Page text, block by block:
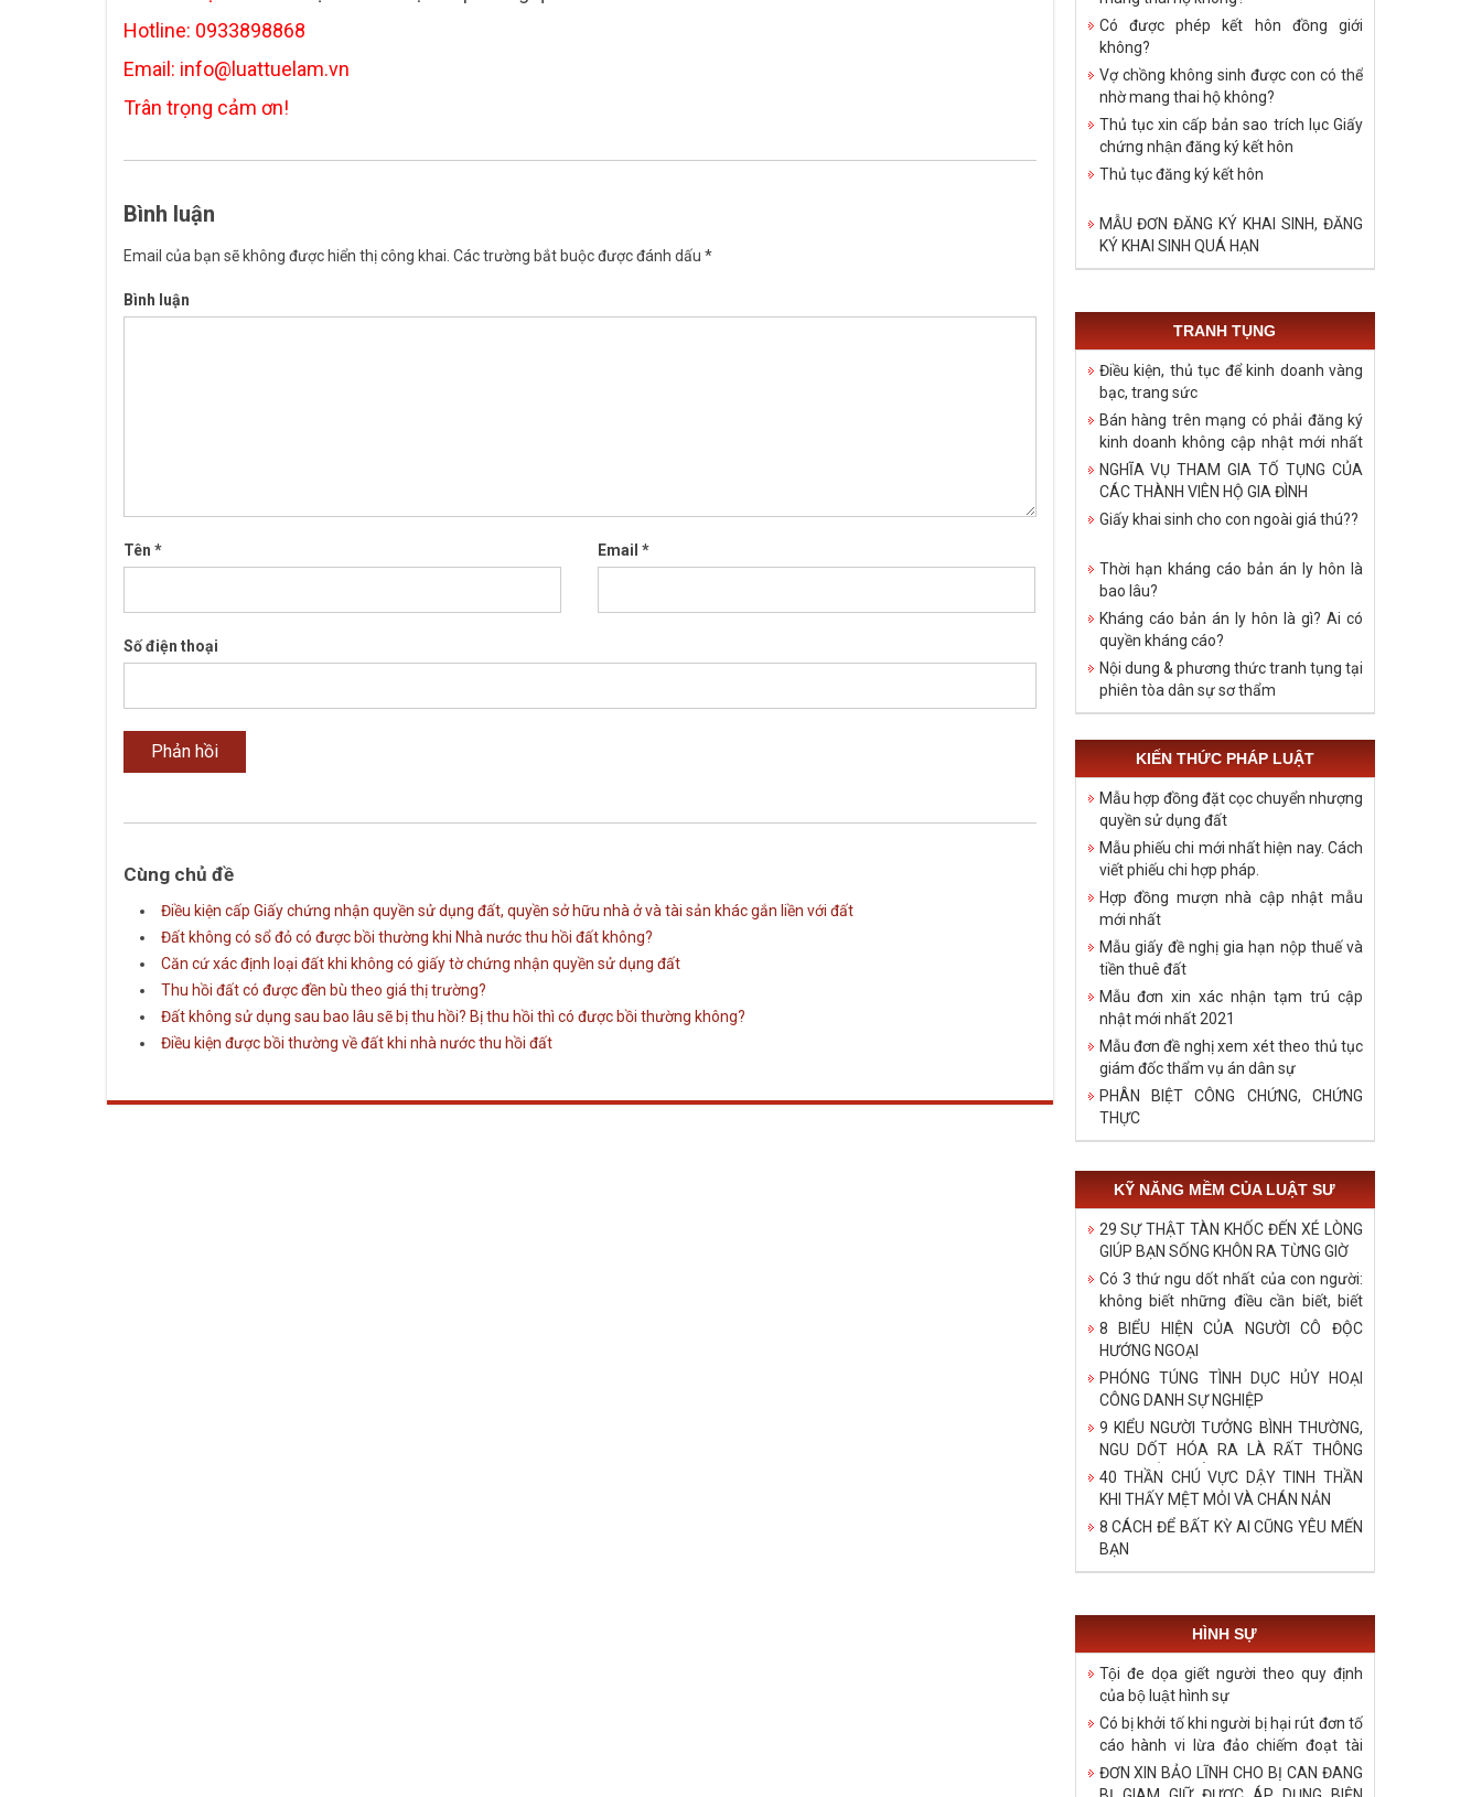
Hotline: 0933898868
Email: info@luattuelam.vn
Trân trọng cảm ơn!
Bình luận
Email của bạn sẽ không được hiển thị công khai. Các trường bắt buộc được đánh dấu *
Bình luận
Tên * Email*
Số điện thoại
Cùng chủ đề
Điều kiện cấp Giấy chứng nhận quyền sử dụng đất, quyền sở hữu nhà ở và tài sản khác gắn liền với đất
Đất không có sổ đỏ có được bồi thường khi Nhà nước thu hồi đất không?
Căn cứ xác định loại đất khi không có giấy tờ chứng nhận quyền sử dụng đất
Thu hồi đất có được đền bù theo giá thị trường?
Đất không sử dụng sau bao lâu sẽ bị thu hồi? Bị thu hồi thì có được bồi thường không?
Điều kiện được bồi thường về đất khi nhà nước thu hồi đất
Có được phép kết hôn đồng giới
không?
Vợ chồng không sinh được con có thể
nhờ mang thai hộ không?
Thủ tục xin cấp bản sao trích lục Giấy
chứng nhận đăng ký kết hôn
Thủ tục đăng ký kết hôn
MẪU ĐƠN ĐĂNG KÝ KHAI SINH, ĐĂNG
KÝ KHAI SINH QUÁ HẠN
TRANH TỤNG
Điều kiện, thủ tục để kinh doanh vàng
bạc, trang sức
Bán hàng trên mạng có phải đăng ký
kinh doanh không cập nhật mới nhất
năm 2021
NGHĨA VỤ THAM GIA TỐ TỤNG CỦA
CÁC THÀNH VIÊN HỘ GIA ĐÌNH
Giấy khai sinh cho con ngoài giá thú??
Thời hạn kháng cáo bản án ly hôn là
bao lâu?
Kháng cáo bản án ly hôn là gì? Ai có
quyền kháng cáo?
Nội dung & phương thức tranh tụng tại
phiên tòa dân sự sơ thẩm
KIẾN THỨC PHÁP LUẬT
Mẫu hợp đồng đặt cọc chuyển nhượng
quyền sử dụng đất
Mẫu phiếu chi mới nhất hiện nay. Cách
viết phiếu chi hợp pháp.
Hợp đồng mượn nhà cập nhật mẫu
mới nhất
Mẫu giấy đề nghị gia hạn nộp thuế và
tiền thuê đất
Mẫu đơn xin xác nhận tạm trú cập
nhật mới nhất 2021
Mẫu đơn đề nghị xem xét theo thủ tục
giám đốc thẩm vụ án dân sự
PHÂN BIỆT CÔNG CHỨNG, CHỨNG
THỰC
KỸ NĂNG MỀM CỦA LUẬT SƯ
29 SỰ THẬT TÀN KHỐC ĐẾN XÉ LÒNG
GIÚP BẠN SỐNG KHÔN RA TỪNG GIỜ
Có 3 thứ ngu dốt nhất của con người:
không biết những điều cần biết, biết
bậy những điều đã biết, biết những
điều không cần biết!
8 BIỂU HIỆN CỦA NGƯỜI CÔ ĐỘC
HƯỚNG NGOẠI
PHÓNG TÚNG TÌNH DỤC HỦY HOẠI
CÔNG DANH SỰ NGHIỆP
9 KIỂU NGƯỜI TƯỞNG BÌNH THƯỜNG,
NGU DỐT HÓA RA LÀ RẤT THÔNG
MINH, ĐÁNG ĐỂ HỌC TẬP
40 THẦN CHÚ VỰC DẬY TINH THẦN
KHI THẤY MỆT MỎI VÀ CHÁN NẢN
8 CÁCH ĐỂ BẤT KỲ AI CŨNG YÊU MẾN
BẠN
HÌNH SỰ
Tội đe dọa giết người theo quy định
của bộ luật hình sự
Có bị khởi tố khi người bị hại rút đơn tố
cáo hành vi lừa đảo chiếm đoạt tài
sản?
ĐƠN XIN BẢO LĨNH CHO BỊ CAN ĐANG